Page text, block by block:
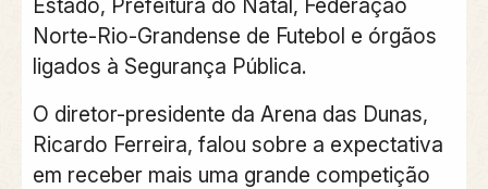
Estado, Prefeitura do Natal, Federação
Norte-Rio-Grandense de Futebol e órgãos
ligados à Segurança Pública.
O diretor-presidente da Arena das Dunas,
Ricardo Ferreira, falou sobre a expectativa
em receber mais uma grande competição